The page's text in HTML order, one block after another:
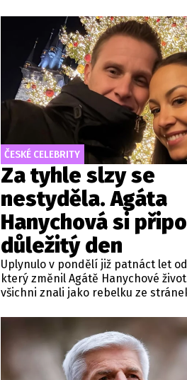
přes 30 stupňů.
ČESKÉ CELEBRITY
Za tyhle slzy se
nestyděla. Agáta
Hanychová si
důležitý den
Uplynulo v pondělí již patnáct let
který změnil Agátě Hanychové
všichni znali jako rebelku ze
životní příběh.